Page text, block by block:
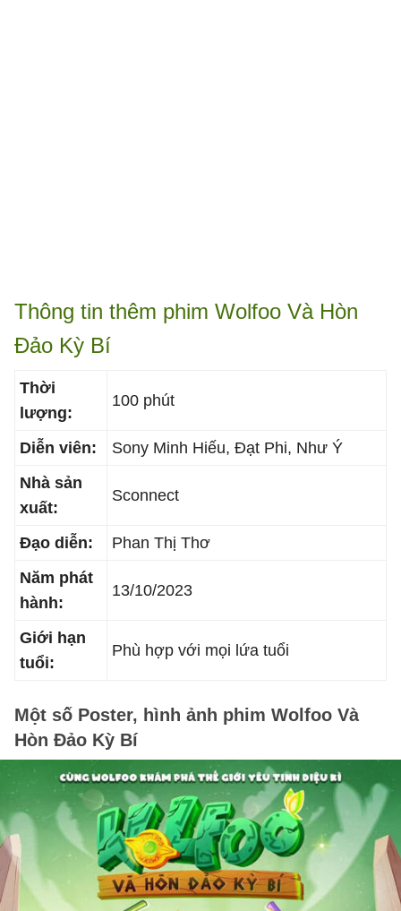
Thông tin thêm phim Wolfoo Và Hòn
Đảo Kỳ Bí
Thời
lượng:
100 phút
Diễn viên:
Sony Minh Hiếu, Đạt Phi, Như Ý
Nhà sản
xuất:
Sconnect
Đạo diễn:
Phan Thị Thơ
Năm phát
hành:
13/10/2023
Giới hạn
tuổi:
Phù hợp với mọi lứa tuổi
Một số Poster, hình ảnh phim Wolfoo Và
Hòn Đảo Kỳ Bí